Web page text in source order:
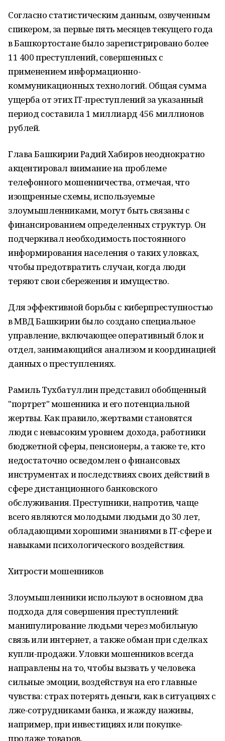
Согласно статистическим данным, озвученным
спикером, за первые пять месяцев текущего года
в Башкортостане было зарегистрировано более
11 400 преступлений, совершенных с
применением информационно-
коммуникационных технологий. Общая сумма
ущерба от этих IT-преступлений за указанный
период составила 1 миллиард 456 миллионов
рублей.
Глава Башкирии Радий Хабиров неоднократно
акцентировал внимание на проблеме
телефонного мошенничества, отмечая, что
изощренные схемы, используемые
злоумышленниками, могут быть связаны с
финансированием определенных структур. Он
подчеркивал необходимость постоянного
информирования населения о таких уловках,
чтобы предотвратить случаи, когда люди
теряют свои сбережения и имущество.
Для эффективной борьбы с киберпреступностью
в МВД Башкирии было создано специальное
управление, включающее оперативный блок и
отдел, занимающийся анализом и координацией
данных о преступлениях.
Рамиль Тухбатуллин представил обобщенный
"портрет" мошенника и его потенциальной
жертвы. Как правило, жертвами становятся
люди с невысоким уровнем дохода, работники
бюджетной сферы, пенсионеры, а также те, кто
недостаточно осведомлен о финансовых
инструментах и последствиях своих действий в
сфере дистанционного банковского
обслуживания. Преступники, напротив, чаще
всего являются молодыми людьми до 30 лет,
обладающими хорошими знаниями в IT-сфере и
навыками психологического воздействия.
Хитрости мошенников
Злоумышленники используют в основном два
подхода для совершения преступлений:
манипулирование людьми через мобильную
связь или интернет, а также обман при сделках
купли-продажи. Уловки мошенников всегда
направлены на то, чтобы вызвать у человека
сильные эмоции, воздействуя на его главные
чувства: страх потерять деньги, как в ситуациях с
лже-сотрудниками банка, и жажду наживы,
например, при инвестициях или покупке-
продаже товаров.